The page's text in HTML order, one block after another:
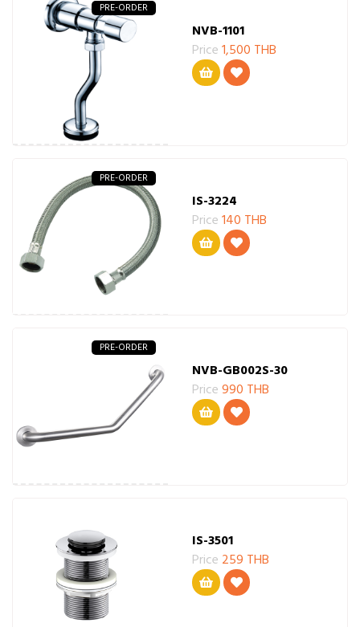
PRE-ORDER
NVB-1101
Price1,500 THB
PRE-ORDER
IS-3224
Price140 THB
PRE-ORDER
NVB-GB002S-30
Price990 THB
IS-3501
Price 259 THB